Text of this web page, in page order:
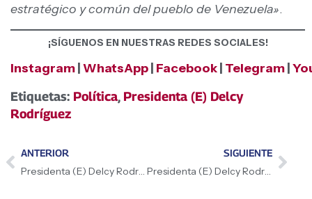
estratégico y común del pueblo de Venezuela».
¡SÍGUENOS EN NUESTRAS REDES SOCIALES!
Instagram WhatsApp Facebook Telegram
Etiquetas: Política, Presidenta (E) Delcy
Rodríguez
ANTERIOR
Presidenta (E) Delcy Rodríguez convoca a caminar juntos por la paz y anuncia gran cierre en Caracas el 30 de abril
SIGUIENTE
Presidenta (E) Delcy Rodríguez anuncia hoja de ruta para sanar heridas sociales y económicas